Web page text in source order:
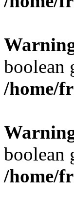
boolean
/home/
boolean
/home/